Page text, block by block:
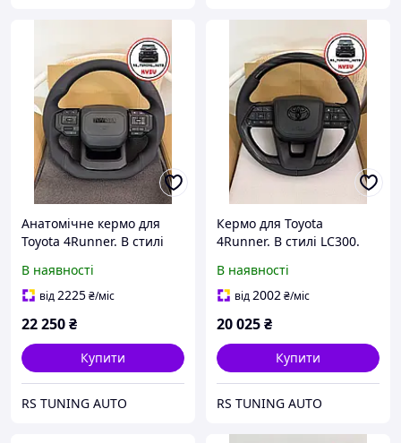
Анатомічне кермо для
Toyota 4Runner. В стилі
сборі.
В наявності
від2225₴/міс
22 250₴
Купити
RS TUNING AUTO
Кермо для Toyota
4Runner. В стилі LC300.
В наявності
від2002₴/міс
20 025₴
Купити
RS TUNING AUTO